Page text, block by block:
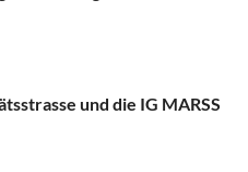
und die IG MARSS